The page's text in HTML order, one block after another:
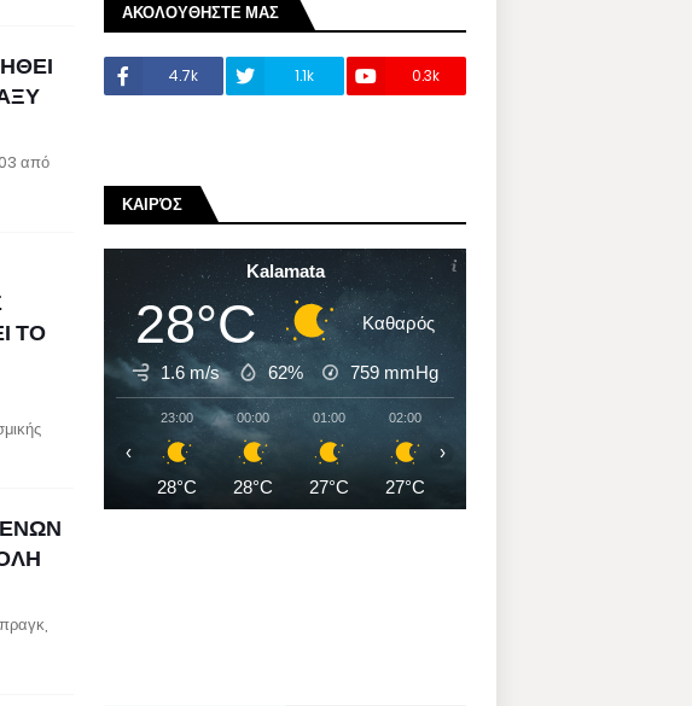
από
ΤΟ
ΑΚΟΛΟΥΘΗΣΤΕ ΜΑΣ
4.7k 1.1k 0.3k
ΚΑΙΡΌΣ
Kalamata
28°C Καθαρός
1.6 m/s 62% 759 mmHg
23:00
28°C
00:00
28°C
01:00
27°C
02:00
27°C
‹ ›